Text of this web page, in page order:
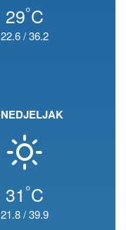
29°C
22.6/36.2
31 °C
21.8/39.9